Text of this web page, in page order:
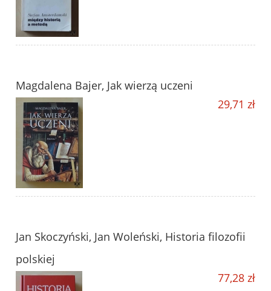
Magdalena Bajer, Jak wierzą uczeni
29,71 zł
Jan Skoczyński, Jan Woleński, Historia filozofii
polskiej
77,28 zł